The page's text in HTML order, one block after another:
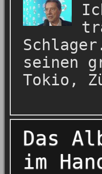
seinen
Tokio,
Das
im